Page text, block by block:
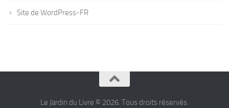
Site de WordPress-FR
Le Jardin du Livre © 2026. Tous droits réservés.